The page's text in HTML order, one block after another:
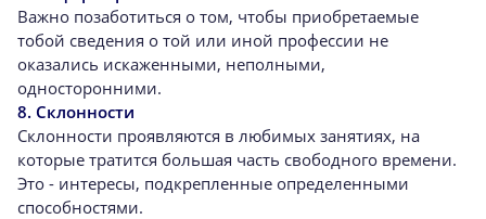
Важно позаботиться о том, чтобы приобретаемые
тобой сведения о той или иной профессии не
оказались искаженными, неполными,
односторонними.
8. Склонности
Склонности проявляются в любимых занятиях, на
которые тратится большая часть свободного времени.
Это - интересы, подкрепленные определенными
способностями.